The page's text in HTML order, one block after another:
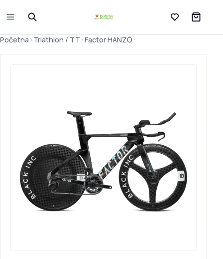
Lista želja
Početna >Triathlon / TT >Factor HANZŌ